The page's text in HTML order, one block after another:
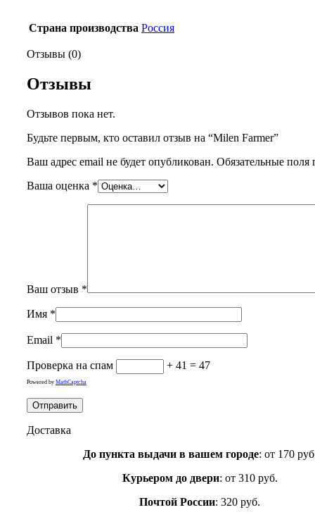
Страна производства Россия
Отзывы (0)
Отзывы
Отзывов пока нет.
Будьте первым, кто оставил отзыв на “Milen Farmer”
Ваш адрес email не будет опубликован. Обязательные
Ваша оценка *
Ваш отзыв *
Имя *
Email *
Проверка на спам + 41 = 47
Powered by MathCaptcha
Доставка
До пункта выдачи в вашем городе: от 170
Курьером до двери: от 310 руб.
Почтой России: 320 руб.